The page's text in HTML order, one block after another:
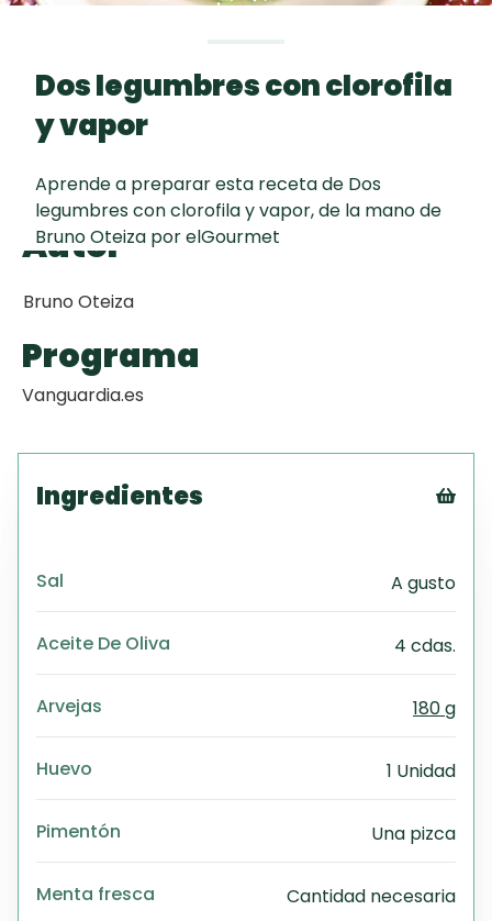
Galletas con
Raspaditas
recetas
Dos legumbres con clorofila
y vapor
Aprende a preparar esta receta de Dos
legumbres con clorofila y vapor, de la mano de
Bruno Oteiza por elGourmet
Autor
Bruno Oteiza
Programa
Vanguardia.es
Ingredientes
Sal A gusto
Aceite De Oliva 4 cdas.
Arvejas 180 g
Huevo 1 Unidad
Pimentón Una pizca
Menta fresca Cantidad necesaria